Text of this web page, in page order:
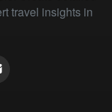
travel insights in